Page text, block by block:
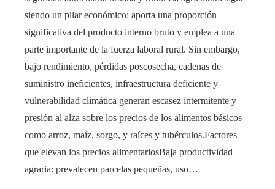
siendo un pilar económico: aporta una proporción
significativa del producto interno bruto y emplea a una
parte importante de la fuerza laboral rural. Sin embargo,
bajo rendimiento, pérdidas poscosecha, cadenas de
suministro ineficientes, infraestructura deficiente y
vulnerabilidad climática generan escasez intermitente y
presión al alza sobre los precios de los alimentos básicos
como arroz, maíz, sorgo, y raíces y tubérculos.Factores
que elevan los precios alimentariosBaja productividad
agraria: prevalecen parcelas pequeñas, uso…